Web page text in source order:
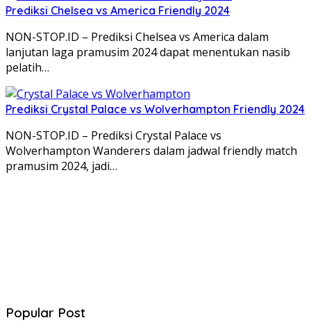
Prediksi Chelsea vs America Friendly 2024
NON-STOP.ID – Prediksi Chelsea vs America dalam
lanjutan laga pramusim 2024 dapat menentukan nasib
pelatih…
Prediksi Crystal Palace vs Wolverhampton Friendly 2024
NON-STOP.ID – Prediksi Crystal Palace vs
Wolverhampton Wanderers dalam jadwal friendly match
pramusim 2024, jadi…
Popular Post